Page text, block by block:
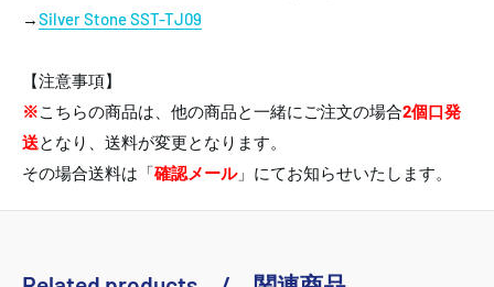
→Silver Stone SST-TJ09
【注意事項】
※こちらの商品は、他の商品と一緒にご注文の場合2個口発
送となり、送料が変更となります。
その場合送料は「確認メール」にてお知らせいたします。